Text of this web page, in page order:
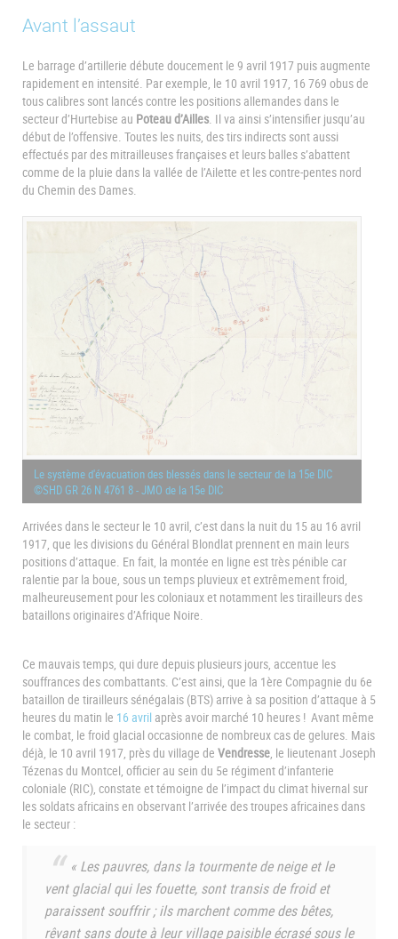
Avant l’assaut
Le barrage d’artillerie débute doucement le 9 avril 1917 puis augmente
rapidement en intensité. Par exemple, le 10 avril 1917, 16 769 obus de
tous calibres sont lancés contre les positions allemandes dans le
secteur d’Hurtebise au Poteau d’Ailles. Il va ainsi s’intensifier jusqu’au
début de l’offensive. Toutes les nuits, des tirs indirects sont aussi
effectués par des mitrailleuses françaises et leurs balles s’abattent
comme de la pluie dans la vallée de l’Ailette et les contre-pentes nord
du Chemin des Dames.
Le système d'évacuation des blessés dans le secteur de la 15e DIC
©SHD GR 26 N 4761 8 - JMO de la 15e DIC
Arrivées dans le secteur le 10 avril, c’est dans la nuit du 15 au 16 avril
1917, que les divisions du Général Blondlat prennent en main leurs
positions d’attaque. En fait, la montée en ligne est très pénible car
ralentie par la boue, sous un temps pluvieux et extrêmement froid,
malheureusement pour les coloniaux et notamment les tirailleurs des
bataillons originaires d’Afrique Noire.
Ce mauvais temps, qui dure depuis plusieurs jours, accentue les
souffrances des combattants. C’est ainsi, que la 1ère Compagnie du 6e
bataillon de tirailleurs sénégalais (BTS) arrive à sa position d’attaque à 5
heures du matin le 16 avril après avoir marché 10 heures ! Avant même
le combat, le froid glacial occasionne de nombreux cas de gelures. Mais
déjà, le 10 avril 1917, près du village de Vendresse , le lieutenant Joseph
Tézenas du Montcel, officier au sein du 5e régiment d’infanterie
coloniale (RIC), constate et témoigne de l’impact du climat hivernal sur
les soldats africains en observant l’arrivée des troupes africaines dans
le secteur :
« Les pauvres, dans la tourmente de neige et le
vent glacial qui les fouette, sont transis de froid et
paraissent souffrir ; ils marchent comme des bêtes,
rêvant sans doute à leur village paisible écrasé sous le